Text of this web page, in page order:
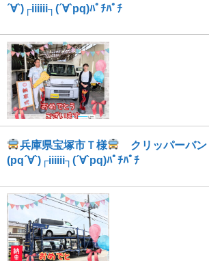
´∀`)┌iiiiii┐(´∀`pq)ﾊﾟﾁﾊﾟﾁ
兵庫県宝塚市Ｔ様
クリッパーバ
(pq´∀`)┌iiiiii┐(´∀`pq)ﾊﾟﾁﾊﾟﾁ